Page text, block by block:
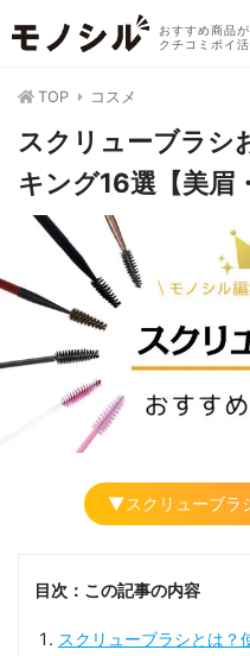
おすすめ商品
クチコミポイ
TOP コスメ
スクリューブラシ
キング16選【美眉
▼スクリューブラ
目次：この記事の内容
スクリューブラシとは？